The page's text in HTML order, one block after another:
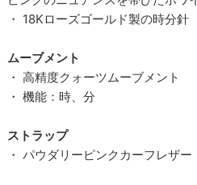
・ 18Kローズゴールド製の時分針
ムーブメント
・ 高精度クォーツムーブメント
・ 機能：時、分
ストラップ
・ パウダリーピンクカーフレザー